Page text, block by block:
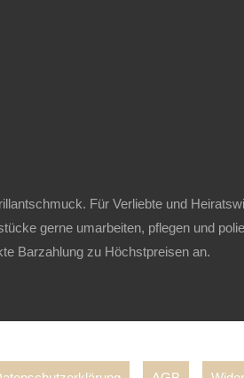
Für Verliebte und
gerne umarbeiten, pflegen und
Barzahlung zu Höchstpreisen an.